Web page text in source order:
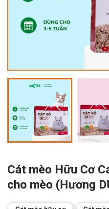
Cát mèo Hữu Cơ
cho mèo (Hương